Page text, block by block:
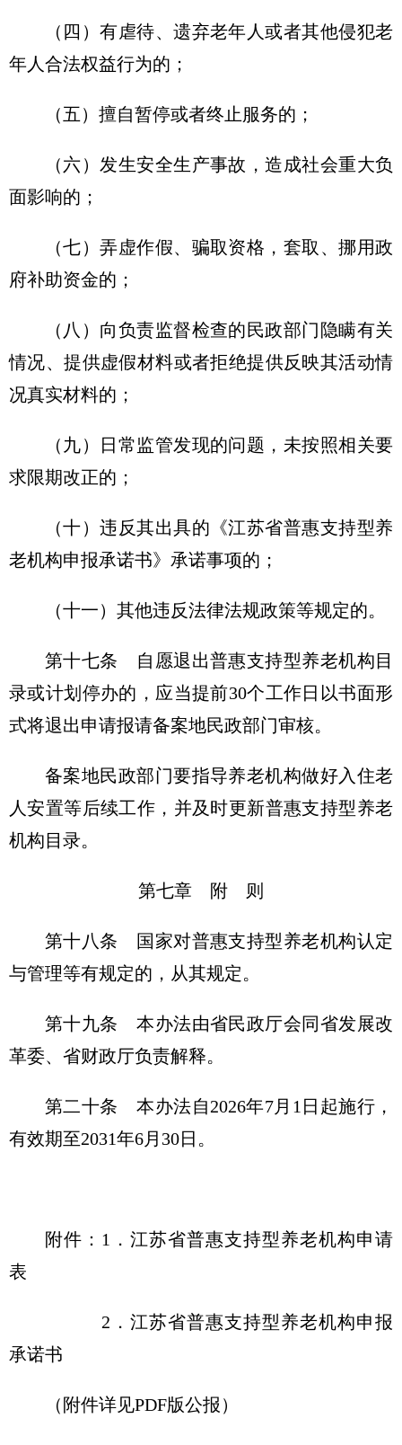
（四）有虐待、遗弃老年人或者其他侵犯老
年人合法权益行为的；
（五）擅自暂停或者终止服务的；
（六）发生安全生产事故，造成社会重大负
面影响的；
（七）弄虚作假、骗取资格，套取、挪用政
府补助资金的；
（八）向负责监督检查的民政部门隐瞒有关
情况、提供虚假材料或者拒绝提供反映其活动情
况真实材料的；
（九）日常监管发现的问题，未按照相关要
求限期改正的；
（十）违反其出具的《江苏省普惠支持型养
老机构申报承诺书》承诺事项的；
（十一）其他违反法律法规政策等规定的。
第十七条 自愿退出普惠支持型养老机构目
录或计划停办的，应当提前30个工作日以书面形
式将退出申请报请备案地民政部门审核。
备案地民政部门要指导养老机构做好入住老
人安置等后续工作，并及时更新普惠支持型养老
机构目录。
第七章 附 则
第十八条 国家对普惠支持型养老机构认定
与管理等有规定的，从其规定。
第十九条 本办法由省民政厅会同省发展改
革委、省财政厅负责解释。
第二十条 本办法自2026年7月1日起施行，
有效期至2031年6月30日。
附件：1．江苏省普惠支持型养老机构申请
表
2．江苏省普惠支持型养老机构申报
承诺书
（附件详见PDF版公报）